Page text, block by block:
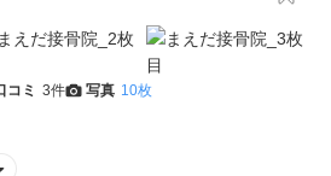
コミ 3件 写真 10枚